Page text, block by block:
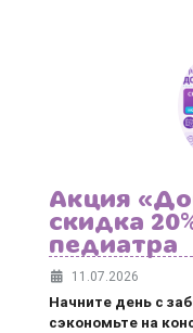
Акция
скидка
педиатра
11.07.2026
Начните день с
сэкономьте на